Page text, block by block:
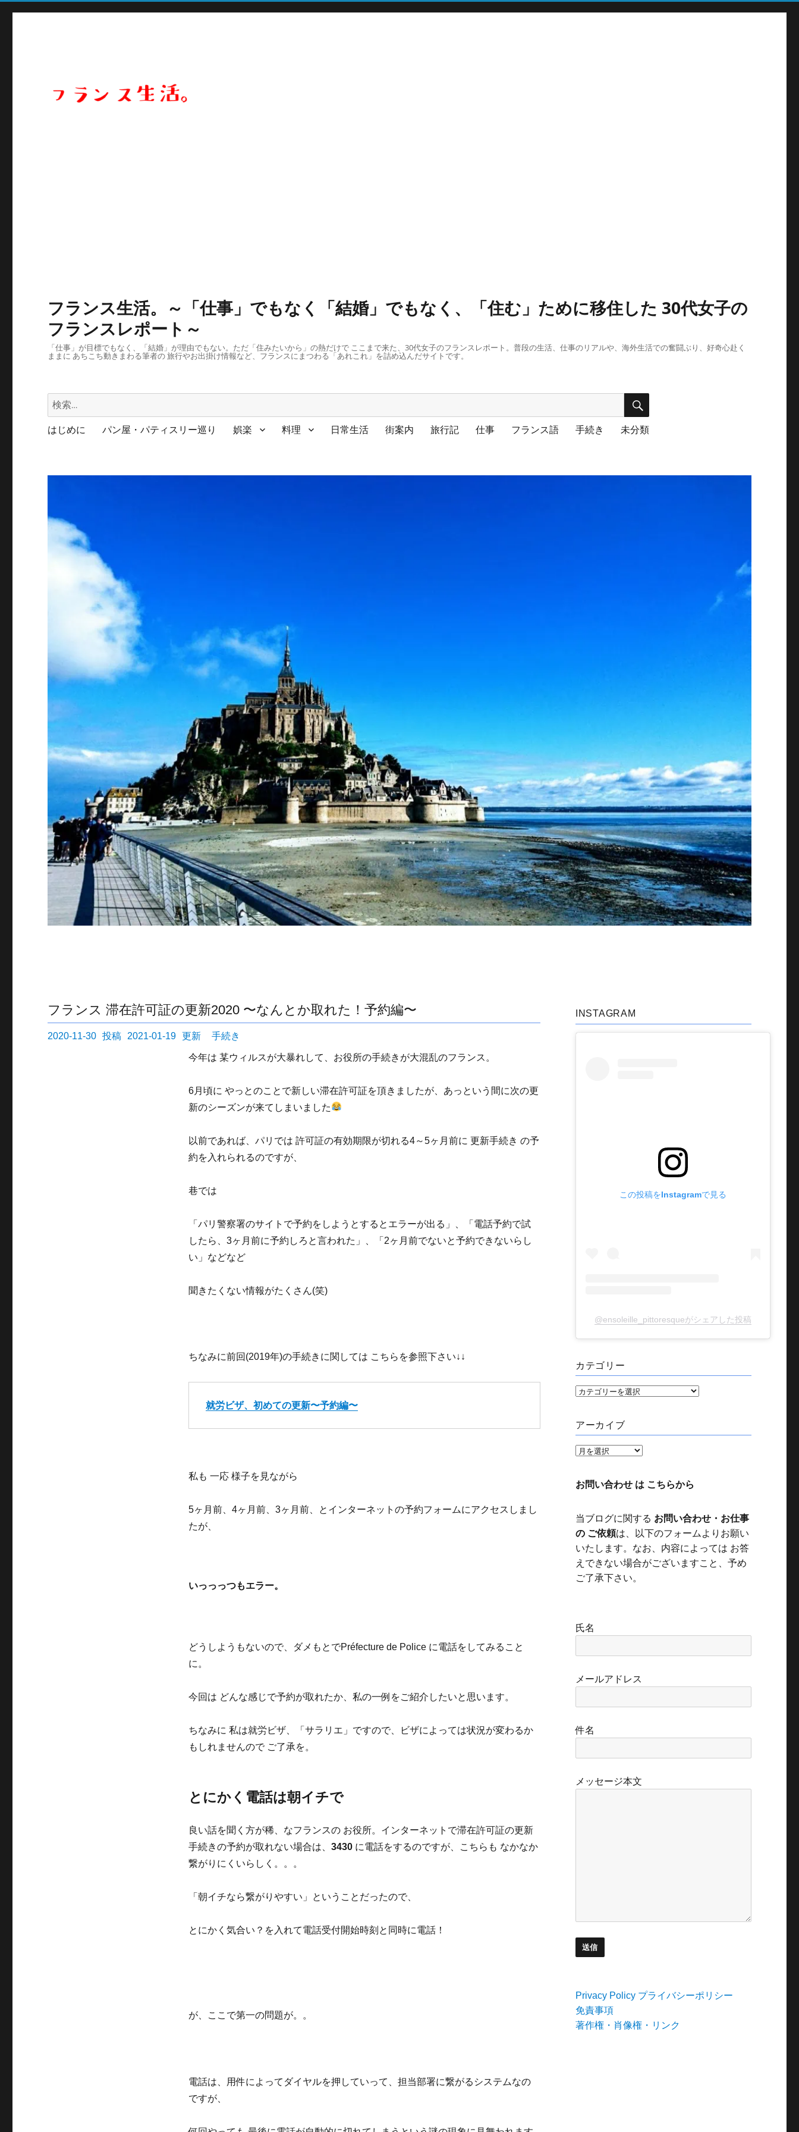
フランス生活。～「仕事」でもなく「結婚」でもなく、「住む」ために移住した 30代女子の
フランスレポート～
「仕事」が目標でもなく、「結婚」が理由でもない。ただ「住みたいから」の熱だけで ここまで来た、30代女子のフランスレポート。普段の生活、仕事のリアルや、海外生活での奮闘ぶり、好奇心赴く
ままに あちこち動きまわる筆者の 旅行やお出掛け情報など、フランスにまつわる「あれこれ」を詰め込んだサイトです。
検
索:
検
はじめに パン屋・パティスリー巡り 娯楽 料理 日常生活 街案内 旅行記 仕事 フランス語 手続き 未分類
フランス 滞在許可証の更新2020 〜なんとか取れた！予約編〜
投
2020-11-30 2021-01-19
カ
テ
リ
手続き
今年は 某ウィルスが大暴れして、お役所の手続きが大混乱のフランス。
6月頃に やっとのことで新しい滞在許可証を頂きましたが、あっという間に次の更
新のシーズンが来てしまいました
以前であれば、パリでは 許可証の有効期限が切れる4～5ヶ月前に 更新手続き の予
約を入れられるのですが、
巷では
「パリ警察署のサイトで予約をしようとするとエラーが出る」、「電話予約で試
したら、3ヶ月前に予約しろと言われた」、「2ヶ月前でないと予約できないらし
い」などなど
聞きたくない情報がたくさん(笑)
ちなみに前回(2019年)の手続きに関しては こちらを参照下さい↓↓
就労ビザ、初めての更新〜予約編〜
私も 一応 様子を見ながら
5ヶ月前、4ヶ月前、3ヶ月前、とインターネットの予約フォームにアクセスしまし
たが、
いっっっつもエラー。
どうしようもないので、ダメもとでPréfecture de Police に電話をしてみること
に。
今回は どんな感じで予約が取れたか、私の一例をご紹介したいと思います。
ちなみに 私は就労ビザ、「サラリエ」ですので、ビザによっては状況が変わるか
もしれませんので ご了承を。
とにかく電話は朝イチで
良い話を聞く方が稀、なフランスの お役所。インターネットで滞在許可証の更新
手続きの予約が取れない場合は、 3430に電話をするのですが、こちらも なかなか
繋がりにくいらしく。。。
「朝イチなら繋がりやすい」ということだったので、
とにかく気合い？を入れて電話受付開始時刻と同時に電話！
が、ここで第一の問題が。。
電話は、用件によってダイヤルを押していって、担当部署に繋がるシステムなの
ですが、
INSTAGRAM
この投稿をInstagramで見る
@ensoleille_pittoresqueがシェアした投稿
カテゴリー
カ
ゴ
リ
ー
アーカイブ
ア
カ
お問い合わせ は こちらから
当ブログに関する お問い合わせ・お仕事
の ご依頼は、以下のフォームよりお願い
いたします。なお、内容によっては お答
えできない場合がございますこと、予め
ご了承下さい。
氏名
メールアドレス
件名
メッセージ本文
Privacy Policy プライバシーポリシー
免責事項
著作権・肖像権・リンク